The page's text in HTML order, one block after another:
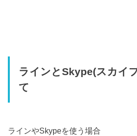
ラインとSkype(スカイ
て
ラインやSkypeを使う場合